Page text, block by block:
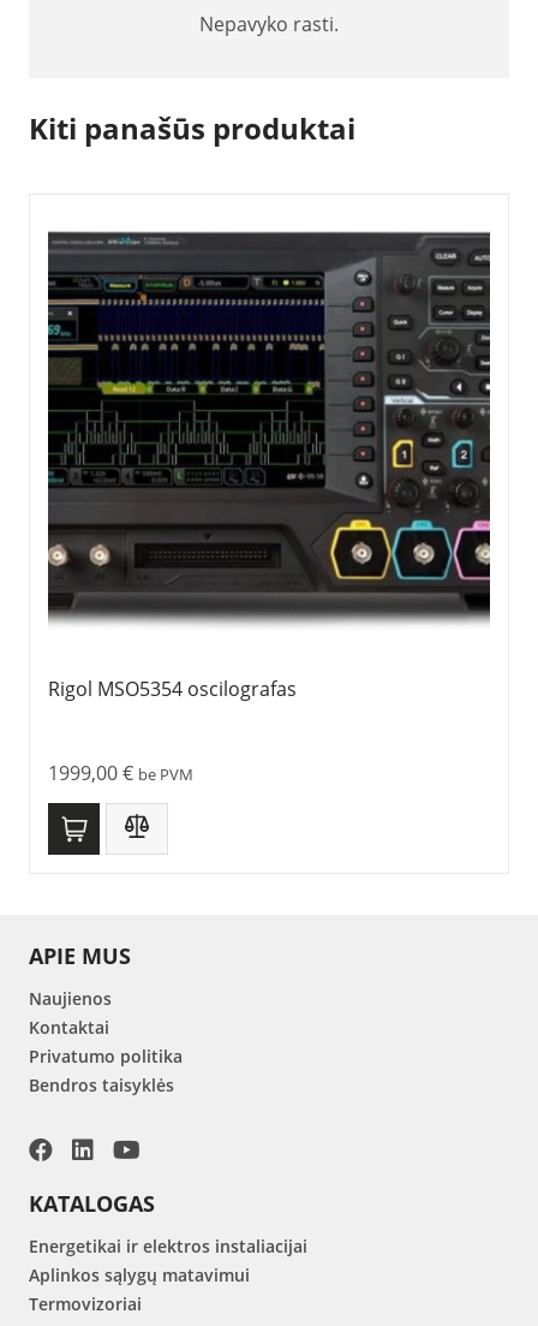
Nepavyko rasti.
Kiti panašūs produktai
Rigol MSO5354 oscilografas
1999,00€ be PVM
APIE MUS
Naujienos
Kontaktai
Privatumo politika
Bendros taisyklės
KATALOGAS
Energetikai ir elektros instaliacijai
Aplinkos sąlygų matavimui
Termovizoriai